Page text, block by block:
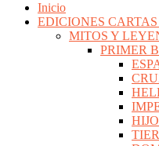
Inicio
EDICIONES
MITOS Y
PRIMER